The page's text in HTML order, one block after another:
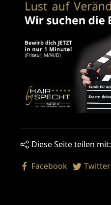
Diese Seite teilen mit:
Facebook
Twitter